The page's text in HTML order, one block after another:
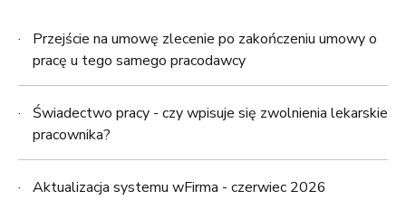
Przejście na umowę zlecenie po zakończeniu umowy o
pracę u tego samego pracodawcy
Świadectwo pracy - czy wpisuje się zwolnienia lekarskie
pracownika?
Aktualizacja systemu wFirma - czerwiec 2026